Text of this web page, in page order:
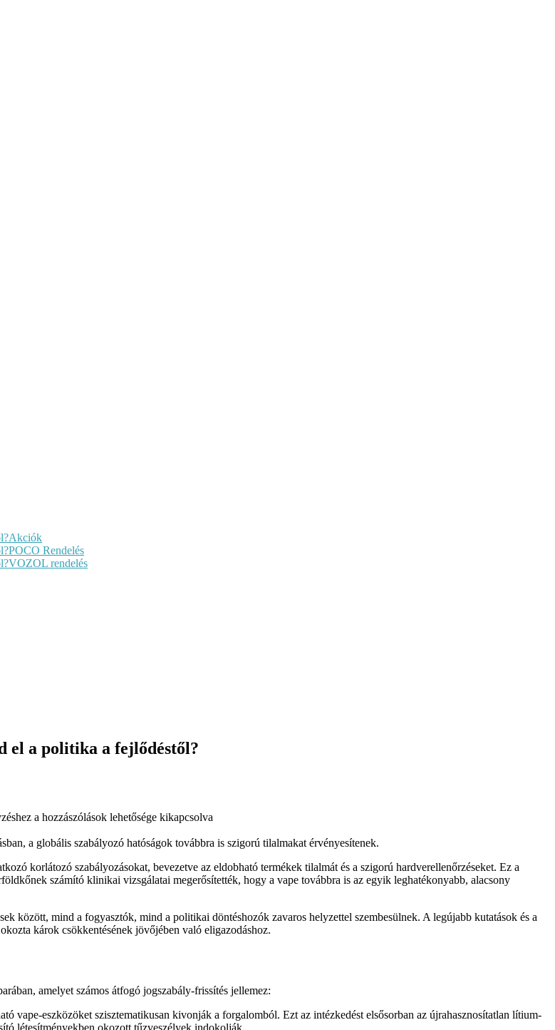
Akciók
POCO Rendelés
VOZOL rendelés
el a politika a fejlődéstől?
a hozzászólások lehetősége kikapcsolva
a globális szabályozó hatóságok továbbra is szigorú tilalmakat érvényesítenek.
korlátozó szabályozásokat, bevezetve az eldobható termékek tilalmát és a szigorú hardverellenőrzéseket. Ez a
számító klinikai vizsgálatai megerősítették, hogy a vape továbbra is az egyik leghatékonyabb, alacsony
között, mind a fogyasztók, mind a politikai döntéshozók zavaros helyzettel szembesülnek. A legújabb kutatások és a
károk csökkentésének jövőjében való eligazodáshoz.
amelyet számos átfogó jogszabály-frissítés jellemez:
vape-eszközöket szisztematikusan kivonják a forgalomból. Ezt az intézkedést elsősorban az újrahasznosítatlan lítium-
létesítményekben okozott tűzveszélyek indokolják.